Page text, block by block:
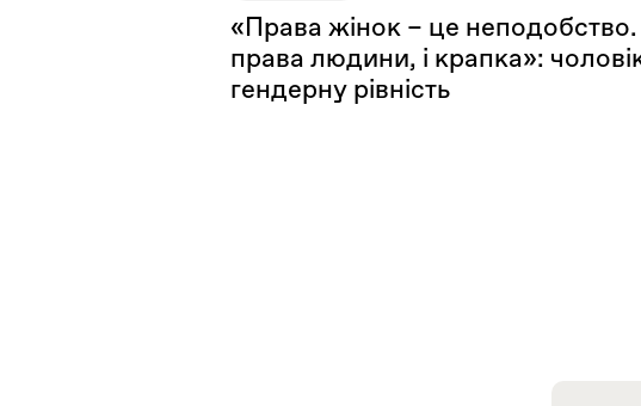
«Права жінок – це
права людини, і крапка»:
гендерну рівність